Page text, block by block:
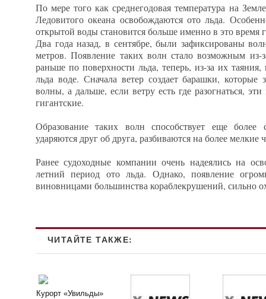
По мере того как среднегодовая температура на
Ледовитого океана освобождаются ото льда.
открытой воды становится больше именно в это время
Два года назад, в сентябре, были зафиксированы
метров. Появление таких волн стало возможным из-
раньше по поверхности льда, теперь, из-за их
льда воде. Сначала ветер создает барашки,
волны, а дальше, если ветру есть где разогнаться,
гигантские.
Образование таких волн способствует еще
ударяются друг об друга, разбиваются на более мелкие
Ранее судоходные компании очень надеялись на
летний период ото льда. Однако, появление
виновницами большинства кораблекрушений, сильно
ЧИТАЙТЕ ТАКЖЕ:
Курорт «Увильды»